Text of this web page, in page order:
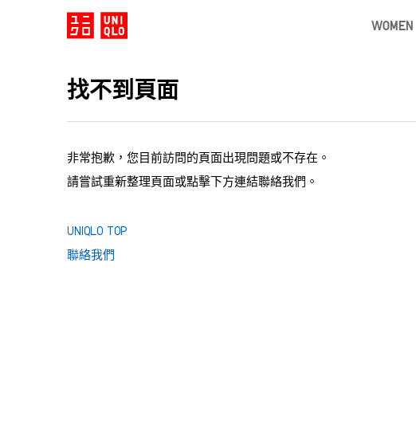
WOMEN
找不到頁面
非常抱歉，您目前訪問的頁面出現問題或不存在。
請嘗試重新整理頁面或點擊下方連結聯絡我們。
UNIQLO TOP
聯絡我們